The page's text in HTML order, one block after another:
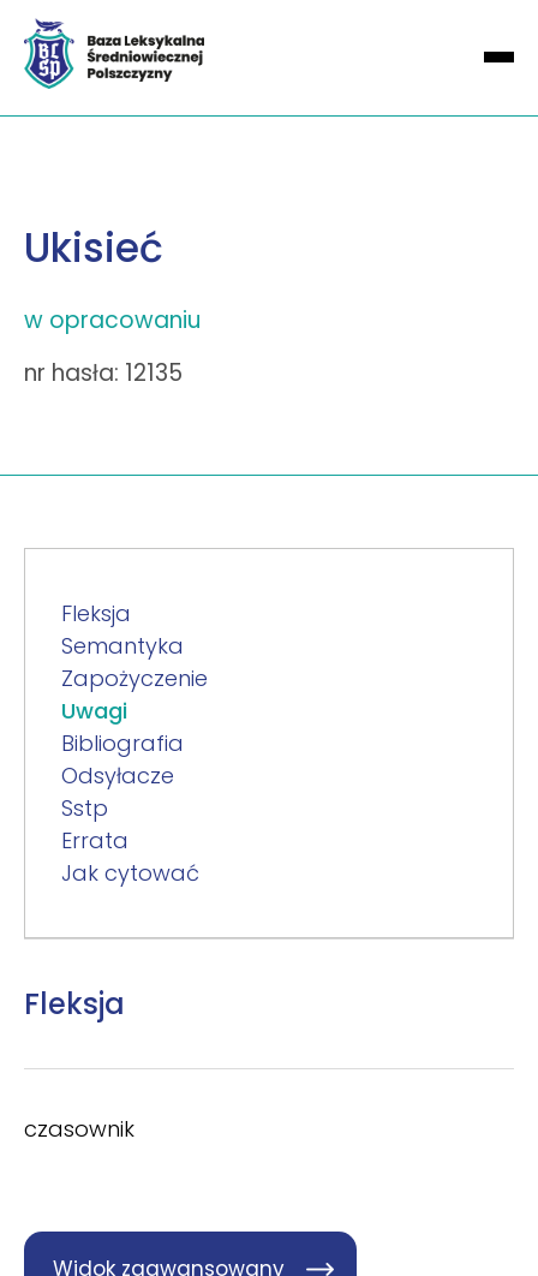
Ukisieć
w opracowaniu
nr hasła: 12135
Fleksja
Semantyka
Zapożyczenie
Uwagi
Bibliografia
Odsyłacze
Sstp
Errata
Jak cytować
Fleksja
czasownik
Widok zaawansowany